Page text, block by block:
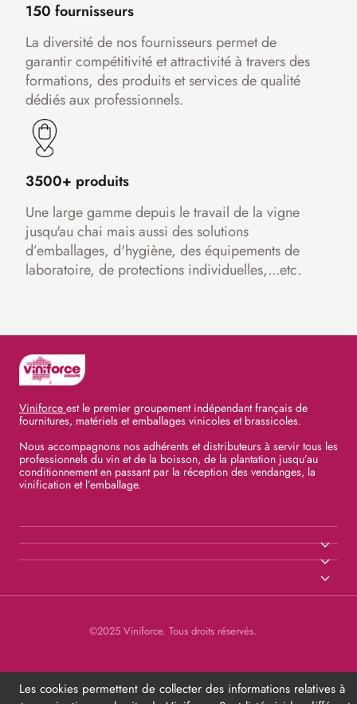
150 fournisseurs
La diversité de nos fournisseurs permet de
garantir compétitivité et attractivité à travers des
formations, des produits et services de qualité
dédiés aux professionnels.
3500+ produits
Une large gamme depuis le travail de la vigne
jusqu'au chai mais aussi des solutions
d’emballages, d'hygiène, des équipements de
laboratoire, de protections individuelles,...etc.
Viniforce est le premier groupement indépendant français de
fournitures, matériels et emballages vinicoles et brassicoles.
Nous accompagnons nos adhérents et distributeurs à servir tous les
professionnels du vin et de la boisson, de la plantation jusqu’au
conditionnement en passant par la réception des vendanges, la
vinification et l’emballage.
©2025 Viniforce. Tous droits réservés.
Les cookies permettent de collecter des informations relatives à